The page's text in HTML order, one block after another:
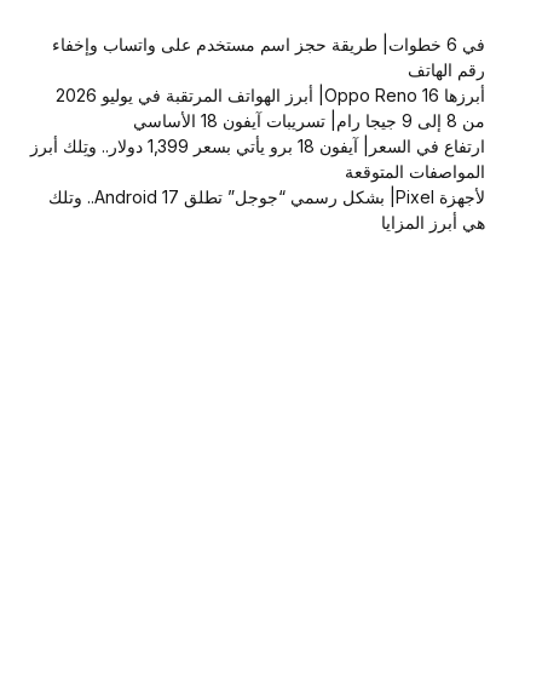
في 6 خطوات| طريقة حجز اسم مستخدم على واتساب وإخفاء
رقم الهاتف
أبرزها Oppo Reno 16| أبرز الهواتف المرتقبة في يوليو 2026
من 8 إلى 9 جيجا رام| تسريبات آيفون 18 الأساسي
ارتفاع في السعر| آيفون 18 برو يأتي بسعر 1,399 دولار.. وتِلك أبرز
المواصفات المتوقعة
لأجهزة Pixel| بشكل رسمي “جوجل” تطلق Android 17.. وتلك
هي أبرز المزايا